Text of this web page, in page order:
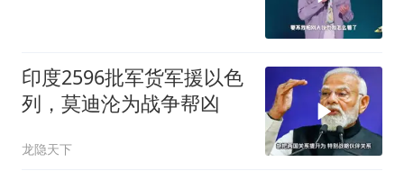
印度2596批军货军援以色
列，莫迪沦为战争帮凶
龙隐天下